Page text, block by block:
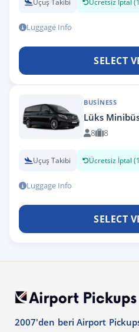
Uçuş Takibi Ücretsiz İptal
Luggage Info
SELECT
BUSINESS
Lüks
8 8
Uçuş Takibi Ücretsiz İptal
Luggage Info
SELECT
2007'den beri Airport